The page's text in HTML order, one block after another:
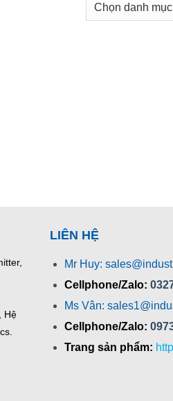
Hệ
LIÊN HỆ
Mr Huy:
Cellphone/Zalo:
Ms Vân:
Cellphone/Zalo:
Trang sản phẩm: